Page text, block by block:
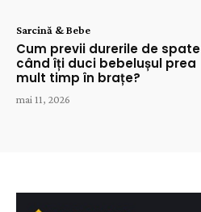
Sarcină & Bebe
Cum previi durerile de spate
când îți duci bebelușul prea
mult timp în brațe?
mai 11, 2026